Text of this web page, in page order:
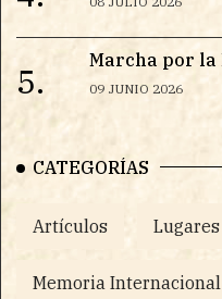
5.
Marcha por la
09 JUNIO 2026
CATEGORÍAS
Artículos
Memoria Internacional